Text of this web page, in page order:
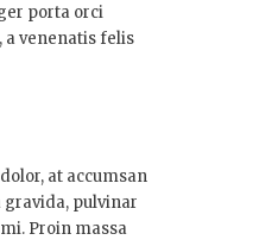
porta orci
a venenatis felis
at accumsan
gravida, pulvinar
Proin massa